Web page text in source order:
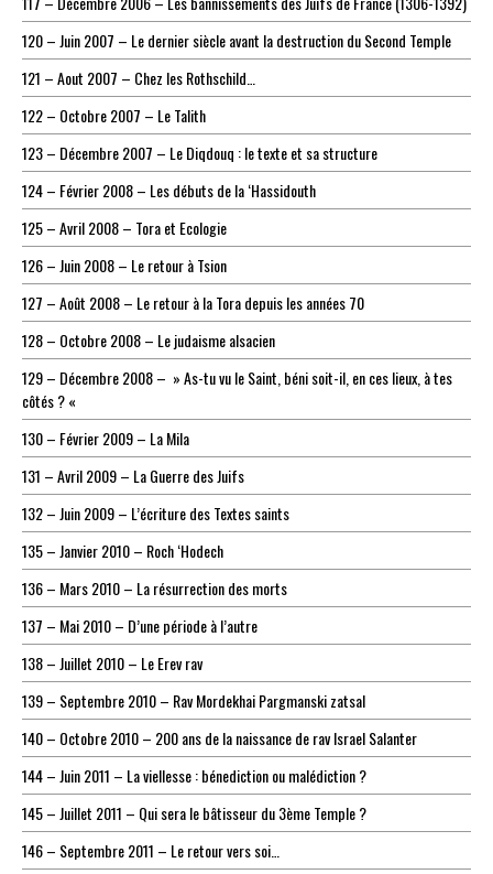
120 – Juin 2007 – Le dernier siècle avant la destruction du Second Temple
121 – Aout 2007 – Chez les Rothschild…
122 – Octobre 2007 – Le Talith
123 – Décembre 2007 – Le Diqdouq : le texte et sa structure
124 – Février 2008 – Les débuts de la ‘Hassidouth
125 – Avril 2008 – Tora et Ecologie
126 – Juin 2008 – Le retour à Tsion
127 – Août 2008 – Le retour à la Tora depuis les années 70
128 – Octobre 2008 – Le judaisme alsacien
129 – Décembre 2008 – » As-tu vu le Saint, béni soit-il, en ces lieux, à tes
côtés ? «
130 – Février 2009 – La Mila
131 – Avril 2009 – La Guerre des Juifs
132 – Juin 2009 – L’écriture des Textes saints
135 – Janvier 2010 – Roch ‘Hodech
136 – Mars 2010 – La résurrection des morts
137 – Mai 2010 – D’une période à l’autre
138 – Juillet 2010 – Le Erev rav
139 – Septembre 2010 – Rav Mordekhai Pargmanski zatsal
140 – Octobre 2010 – 200 ans de la naissance de rav Israel Salanter
144 – Juin 2011 – La viellesse : bénediction ou malédiction ?
145 – Juillet 2011 – Qui sera le bâtisseur du 3ème Temple ?
146 – Septembre 2011 – Le retour vers soi…